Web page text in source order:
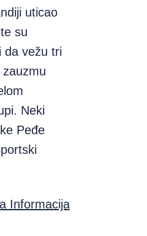
uticao
su
da vežu tri
Neki
Peđe
Informacija